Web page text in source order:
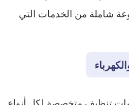
شاملة من الخدمات التي
تنظيف متخصصة لكل أنواع